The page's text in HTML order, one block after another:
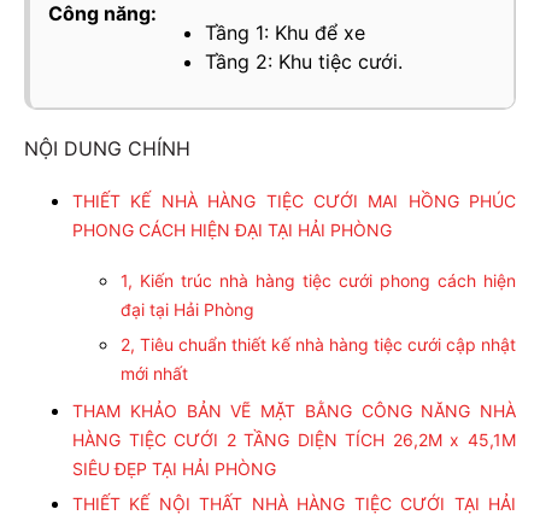
Công năng:
Tầng 1: Khu để xe
Tầng 2: Khu tiệc cưới.
NỘI DUNG CHÍNH
THIẾT KẾ NHÀ HÀNG TIỆC CƯỚI MAI HỒNG PHÚC
PHONG CÁCH HIỆN ĐẠI TẠI HẢI PHÒNG
1, Kiến trúc nhà hàng tiệc cưới phong cách hiện
đại tại Hải Phòng
2, Tiêu chuẩn thiết kế nhà hàng tiệc cưới cập nhật
mới nhất
THAM KHẢO BẢN VẼ MẶT BẰNG CÔNG NĂNG NHÀ
HÀNG TIỆC CƯỚI 2 TẦNG DIỆN TÍCH 26,2M x 45,1M
SIÊU ĐẸP TẠI HẢI PHÒNG
THIẾT KẾ NỘI THẤT NHÀ HÀNG TIỆC CƯỚI TẠI HẢI